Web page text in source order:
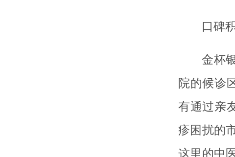
口碑
金杯
院的候诊
有通过亲
疹困扰的
这里的中